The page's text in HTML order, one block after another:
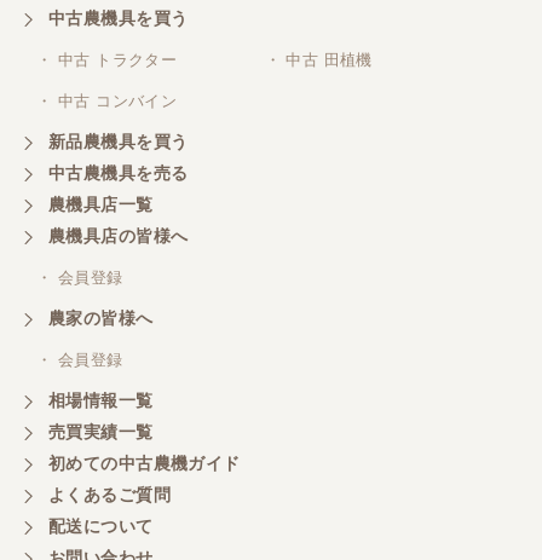
中古農機具を買う
・ 中古 トラクター ・ 中古 田植機
・ 中古 コンバイン
新品農機具を買う
中古農機具を売る
農機具店一覧
農機具店の皆様へ
・ 会員登録
農家の皆様へ
・ 会員登録
相場情報一覧
売買実績一覧
初めての中古農機ガイド
よくあるご質問
配送について